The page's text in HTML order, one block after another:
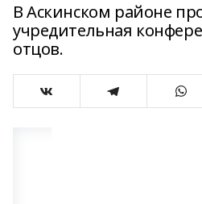
В Аскинском районе
учредительная
отцов.